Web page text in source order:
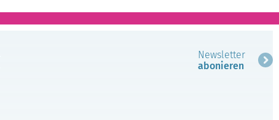
Newsletter
abonieren